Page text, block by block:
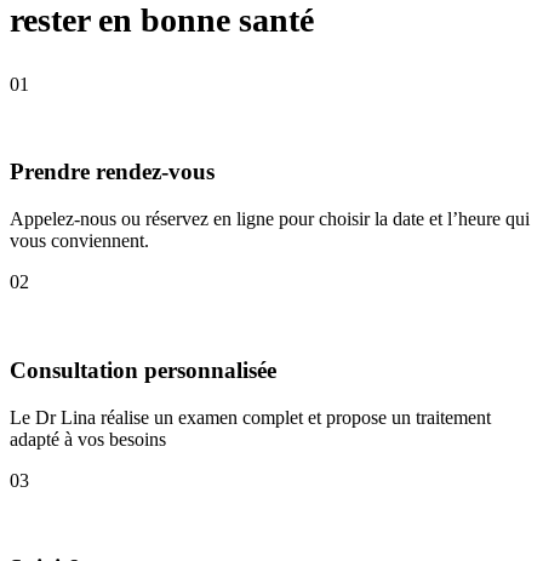
rester en bonne santé
01
Prendre rendez-vous
Appelez-nous ou réservez en ligne pour choisir la date et l’heure qui
vous conviennent.
02
Consultation personnalisée
Le Dr Lina réalise un examen complet et propose un traitement
adapté à vos besoins
03